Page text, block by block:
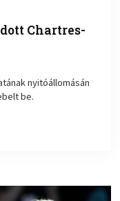
Chartres-
nyitóállomásán
be.